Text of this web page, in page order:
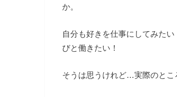
か。
自分も好きを仕事にしてみた
びと働きたい！
そうは思うけれど…実際のとこ